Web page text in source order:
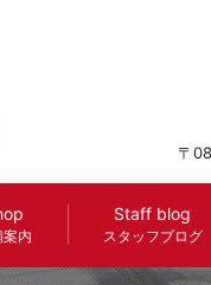
案内
Staff blog
スタッフブログ
〒